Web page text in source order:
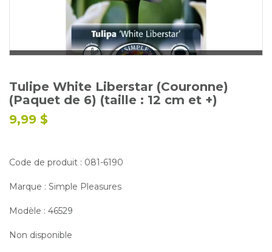
Calendrier horticole
Emplois
Service à la clientèle
Nous joindre
Tulipe White Liberstar (Couronne)
(Paquet de 6) (taille : 12 cm et +)
9,99 $
Code de produit : 081-6190
Marque : Simple Pleasures
Modèle : 46529
Non disponible